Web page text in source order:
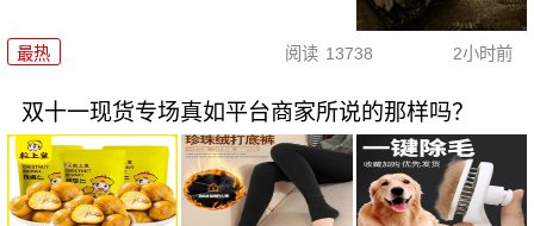
最热 阅读 13738 2小时前
双十一现货专场真如平台商家所说的那样吗？